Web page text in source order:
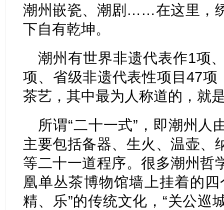
潮州嵌瓷、潮剧……在这里，
下自有乾坤。
潮州有世界非遗代表作1项
项、省级非遗代表性项目47项
茶艺，其中最为人称道的，就
所谓“二十一式”，即潮州人
主要包括备器、生火、温壶、
等二十一道程序。很多潮州哲
凰单丛茶博物馆墙上挂着的
精、乐”的传统文化，“关公巡